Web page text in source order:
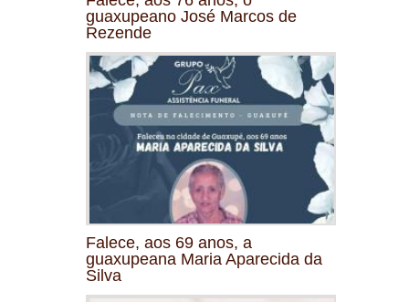
guaxupeano José Marcos de
Rezende
Falece, aos 69 anos, a
guaxupeana Maria Aparecida da
Silva